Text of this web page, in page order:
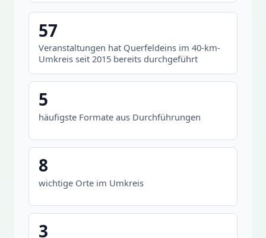
57
Veranstaltungen hat Querfeldeins im 40-km-
Umkreis seit 2015 bereits durchgeführt
5
häufigste Formate aus Durchführungen
8
wichtige Orte im Umkreis
3